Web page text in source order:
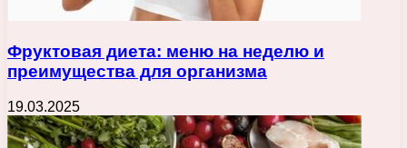
Фруктовая диета: меню на неделю и
преимущества для организма
19.03.2025